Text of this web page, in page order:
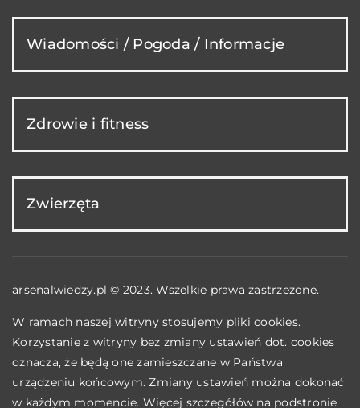
Wiadomości / Pogoda / Informacje
Zdrowie i fitness
Zwierzęta
arsenalwiedzy.pl © 2023. Wszelkie prawa zastrzeżone.
W ramach naszej witryny stosujemy pliki cookies.
Korzystanie z witryny bez zmiany ustawień dot. cookies
oznacza, że będą one zamieszczane w Państwa
urządzeniu końcowym. Zmiany ustawień można dokonać
w każdym momencie. Więcej szczegółów na podstronie